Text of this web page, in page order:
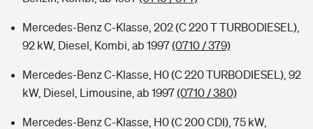
Mercedes-Benz C-Klasse, 202 (C 220 T TURBODIESEL),
92 kW, Diesel, Kombi, ab 1997(0710 / 379)
Mercedes-Benz C-Klasse, H0 (C 220 TURBODIESEL), 92
kW, Diesel, Limousine, ab 1997(0710 / 380)
Mercedes-Benz C-Klasse, H0 (C 200 CDI), 75 kW,